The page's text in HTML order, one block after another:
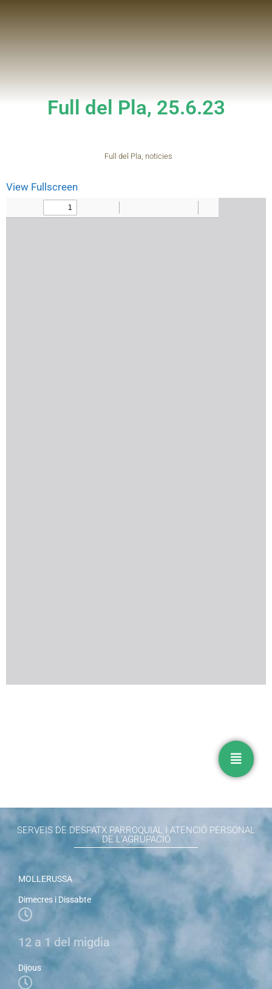
Full del Pla, 25.6.23
Full del Pla, noticies
View Fullscreen
SERVEIS DE DESPATX PARROQUIAL I ATENCIÓ PERSONAL
DE L'AGRUPACIÓ
MOLLERUSSA
Dimecres i Dissabte
12 a 1 del migdia
Dijous